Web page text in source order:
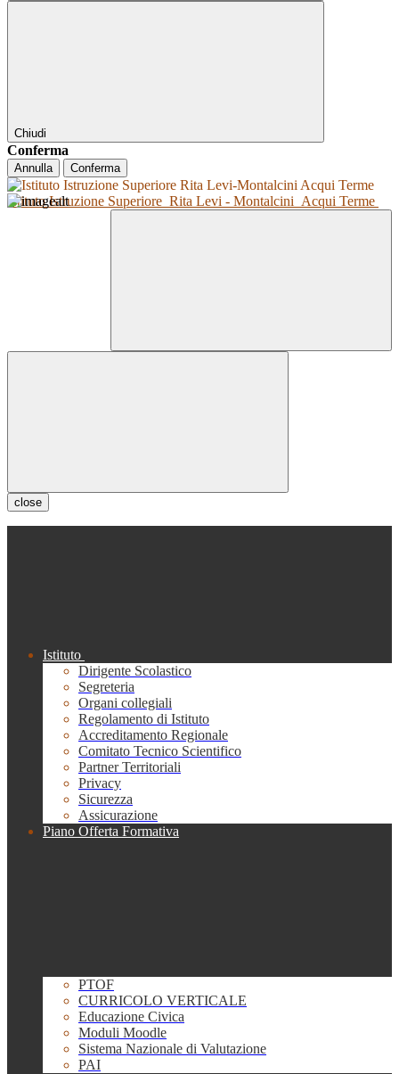
Chiudi
Conferma
Annulla Conferma
Istituto Istruzione Superiore Rita Levi - Montalcini Acqui Terme
close
Istituto
Dirigente Scolastico
Segreteria
Organi collegiali
Regolamento di Istituto
Accreditamento Regionale
Comitato Tecnico Scientifico
Partner Territoriali
Privacy
Sicurezza
Assicurazione
Piano Offerta Formativa
PTOF
CURRICOLO VERTICALE
Educazione Civica
Moduli Moodle
Sistema Nazionale di Valutazione
PAI